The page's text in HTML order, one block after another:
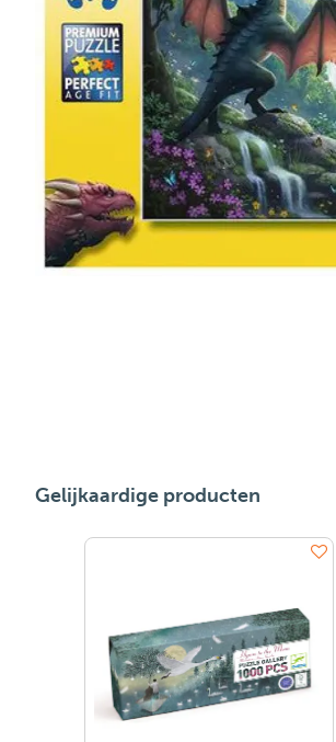
Gelijkaardige producten